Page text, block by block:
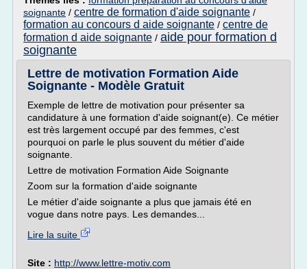
soignante / centre de formation d'aide soignante /
formation au concours d aide soignante / centre de
formation d aide soignante / aide pour formation d
soignante
Lettre de motivation Formation Aide
Soignante - Modèle Gratuit
Exemple de lettre de motivation pour présenter sa
candidature à une formation d'aide soignant(e). Ce métier
est très largement occupé par des femmes, c'est
pourquoi on parle le plus souvent du métier d'aide
soignante.
Lettre de motivation Formation Aide Soignante
Zoom sur la formation d'aide soignante
Le métier d'aide soignante a plus que jamais été en
vogue dans notre pays. Les demandes...
Lire la suite
Site : http://www.lettre-motiv.com